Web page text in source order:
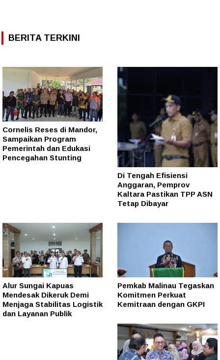
BERITA TERKINI
Cornelis Reses di Mandor,
Sampaikan Program
Pemerintah dan Edukasi
Pencegahan Stunting
Di Tengah Efisiensi
Anggaran, Pemprov
Kaltara Pastikan TPP ASN
Tetap Dibayar
Alur Sungai Kapuas
Mendesak Dikeruk Demi
Menjaga Stabilitas Logistik
dan Layanan Publik
Pemkab Malinau Tegaskan
Komitmen Perkuat
Kemitraan dengan GKPI